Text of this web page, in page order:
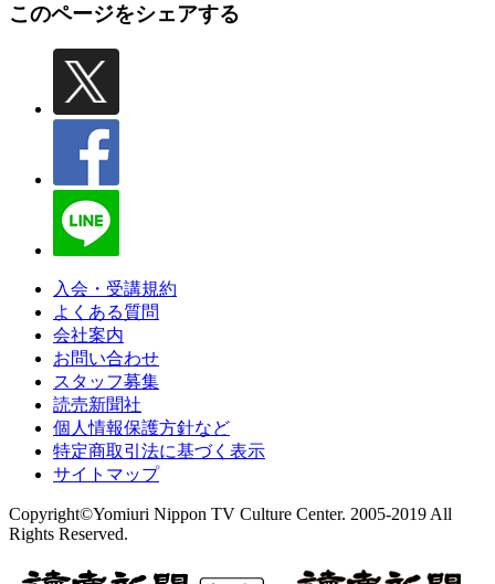
このページをシェアする
入会・受講規約
よくある質問
会社案内
お問い合わせ
スタッフ募集
読売新聞社
個人情報保護方針など
特定商取引法に基づく表示
サイトマップ
Copyright©Yomiuri Nippon TV Culture Center. 2005-2019 All
Rights Reserved.